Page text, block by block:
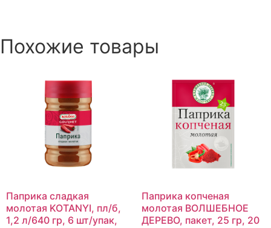
Похожие товары
Паприка сладкая
молотая KOTANYI, пл/б,
1,2 л/640 гр, 6 шт/упак,
Паприка копченая
молотая ВОЛШЕБНОЕ
ДЕРЕВО, пакет, 25 гр, 20